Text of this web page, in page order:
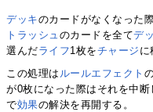
デッキのカードがなくなった
トラッシュ のカードを全てデ
選んだライフ1枚をチャージ に
この処理は ルールエフェクト
が0枚になった際はそれを中
で効果の解決を再開する。